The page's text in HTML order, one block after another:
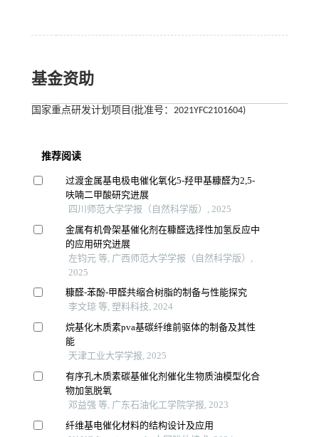
基金资助
国家重点研发计划项目(批准号：2021YFC2101604)